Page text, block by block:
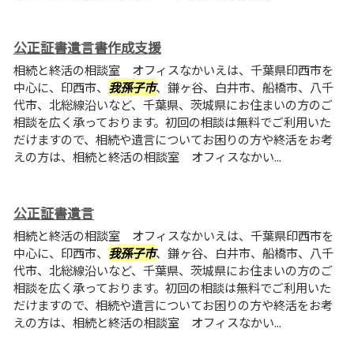
公正証書遺言書作成支援
相続と終活の相談室 オフィスなかいえは、千葉県印西市を
中心に、印西市、 我孫子市、鎌ヶ谷、白井市、船橋市、八千
代市、北総線沿いなど、千葉県、茨城県にお住まいの方のご
相談を広く承っております。初回の相談は無料でご利用いた
だけますので、相続や遺言についてお困りの方や終活をお考
えの方は、相続と終活の相談室 オフィスなかい...
公正証書遺言
相続と終活の相談室 オフィスなかいえは、千葉県印西市を
中心に、印西市、 我孫子市、鎌ヶ谷、白井市、船橋市、八千
代市、北総線沿いなど、千葉県、茨城県にお住まいの方のご
相談を広く承っております。初回の相談は無料でご利用いた
だけますので、相続や遺言についてお困りの方や終活をお考
えの方は、相続と終活の相談室 オフィスなかい...